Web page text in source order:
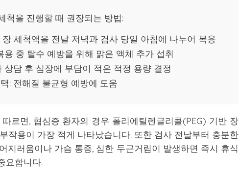
척을 진행할 때 권장되는 방법:
세척액을 전날 저녁과 검사 당일 아침에 나누어 복용
용 중 탈수 예방을 위해 맑은 액체 추가 섭취
상담 후 심장에 부담이 적은 적정 용량 결정
: 전해질 불균형 예방에 도움
르면, 협심증 환자의 경우 폴리에틸렌글리콜(PEG) 기반 장
작용이 가장 적게 나타났습니다. 또한 검사 전날부터 충분한
지러움이나 가슴 통증, 심한 두근거림이 발생하면 즉시 휴식
요합니다.